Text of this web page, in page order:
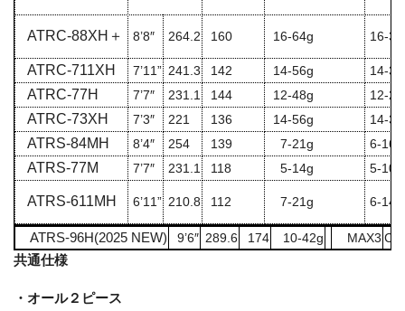
ATRC-88XH＋ 8’8″ 264.2 160 16-64g 16-
ATRC-711XH 7’11” 241.3 142 14-56g 14-
ATRC-77H 7’7″ 231.1 144 12-48g 12-
ATRC-73XH 7’3″ 221 136 14-56g 14-
ATRS-84MH 8’4″ 254 139 7-21g 6-16lb
ATRS-77M 7’7″ 231.1 118 5-14g 5-10lb
ATRS-611MH 6’11” 210.8 112 7-21g 6-14lb
ATRS-96H(2025 NEW) 9’6″ 289.6 174 10-42g MAX3
共通仕様
・オール２ピース